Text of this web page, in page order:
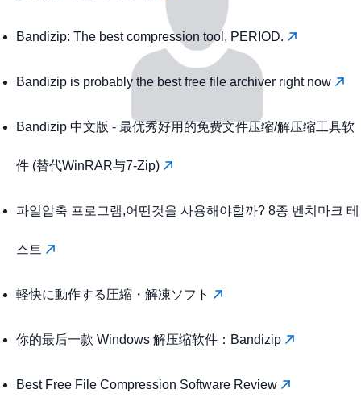
Bandizip: The best compression tool, PERIOD.
Bandizip is probably the best free file archiver right now
Bandizip 中文版 - 最优秀好用的免费文件压缩/解压缩工具软
件 (替代WinRAR与7-Zip)
파일압축 프로그램,어떤것을 사용해야할까? 8종 벤치마크 테
스트
軽快に動作する圧縮・解凍ソフト
你的最后一款 Windows 解压缩软件：Bandizip
Best Free File Compression Software Review